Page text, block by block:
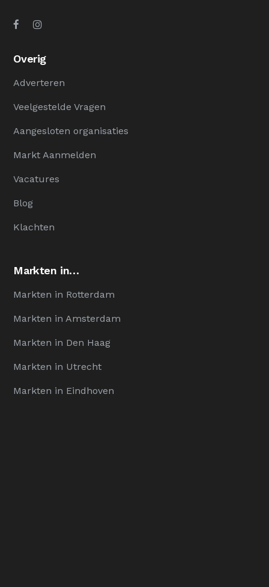
Overig
Adverteren
Veelgestelde Vragen
Aangesloten organisaties
Markt Aanmelden
Vacatures
Blog
Klachten
Markten in…
Markten in Rotterdam
Markten in Amsterdam
Markten in Den Haag
Markten in Utrecht
Markten in Eindhoven